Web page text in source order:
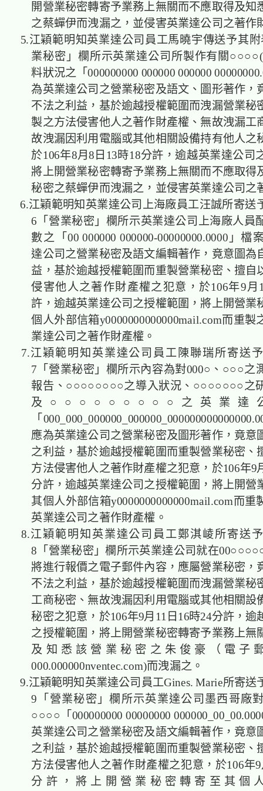
開營業秘密轉寄予業務上無關而不應取得及知
之蔡蟬伊而洩漏之，並侵害英業達公司之著作
5.江穎範明知英業達公司員工馬曉宇傳送予其附
業秘密」欄所示英業達公司所製作有關
料狀況之「000000000 000000 000000
為英業達公司之營業秘密及語文、圖形著作，
不法之利益，基於逾越授權範圍而洩漏營業秘
製之方法侵害他人之著作財產權、無故洩漏工
故洩漏因利用電腦或其他相關設備持有他人之
於106年8月8日13時18分許，逾越英業達公司
將上開營業秘密轉寄予業務上無關而不應取得
秘密之蔡蟬伊而洩漏之，並侵害英業達公司之
6.江穎範明知英業達公司上海廠員工汪誠所寄送
6「營業秘密」欄所示英業達公司上海廠人員
數之「00 000000 000000-00000000.0000」檔
達公司之營業秘密及語文編輯著作，竟意圖為
益，基於逾越授權範圍而重製營業秘密、擅自
侵害他人之著作財產權之犯意，於106年9月
許，逾越英業達公司之授權範圍，將上開營業
個人外部信箱y0000000000000mail.com而重製
業達公司之著作財產權。
7.江穎範明知英業達公司員工陳聯瑞所寄送
7「營業秘密」欄所示內容為對000○、○○○之
報告、○○○○○○○○之導入狀況、○○○○○○○之
及○○○○○○○○○之英業達
「
應為英業達公司之營業秘密及圖形著作，竟意
之利益，基於逾越授權範圍而重製營業秘密、
方法侵害他人之著作財產權之犯意，於106年9
分許，逾越英業達公司之授權範圍，將上開營
其個人外部信箱y0000000000000mail.com而重
英業達公司之著作財產權。
8.江穎範明知英業達公司員工鄭淇崚所寄送
8「營業秘密」欄所示英業達公司就在
將進行報價之電子郵件內容，應屬營業秘密，
不法之利益，基於逾越授權範圍而洩漏營業秘
工商秘密、無故洩漏因利用電腦或其他相關設
秘密之犯意，於106年9月11日16時24分許，逾
之授權範圍，將上開營業秘密轉寄予業務上無
及知悉該營業秘密之朱俊豪（電子
000.000000nventec.com)而洩漏之。
9.江穎範明知英業達公司員工Gines. Marie所寄送
9「營業秘密」欄所示英業達公司墨西哥廠
○○○○「000000000 00000000
英業達公司之營業秘密及語文編輯著作，竟意
之利益，基於逾越授權範圍而重製營業秘密、
方法侵害他人之著作財產權之犯意，於106年9
分許，將上開營業秘密轉寄至其個